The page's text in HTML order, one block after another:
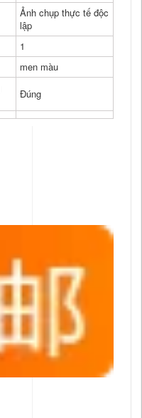
Ảnh chụp thực tế độc
lập
1
men màu
Đúng